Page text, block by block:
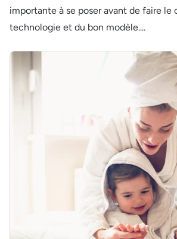
importante à se poser avant de faire le
technologie et du bon modèle....